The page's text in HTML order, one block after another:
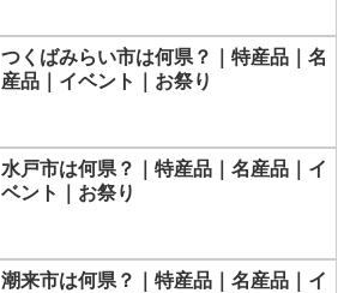
つくばみらい市は何県？｜特産品｜名
産品｜イベント｜お祭り
水戸市は何県？｜特産品｜名産品｜イ
ベント｜お祭り
潮来市は何県？｜特産品｜名産品｜イ